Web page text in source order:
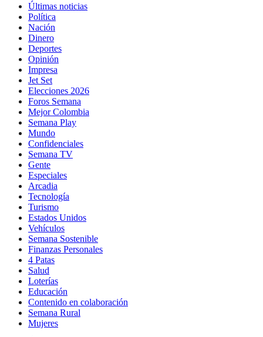
Últimas noticias
Política
Nación
Dinero
Deportes
Opinión
Impresa
Jet Set
Elecciones 2026
Foros Semana
Mejor Colombia
Semana Play
Mundo
Confidenciales
Semana TV
Gente
Especiales
Arcadia
Tecnología
Turismo
Estados Unidos
Vehículos
Semana Sostenible
Finanzas Personales
4 Patas
Salud
Loterías
Educación
Contenido en colaboración
Semana Rural
Mujeres